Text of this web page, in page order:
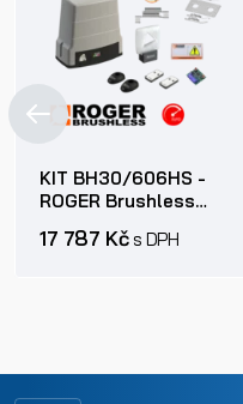
KIT BH30/606HS -
ROGER Brushless
posuvných bran do
17 787 Kčs DPH